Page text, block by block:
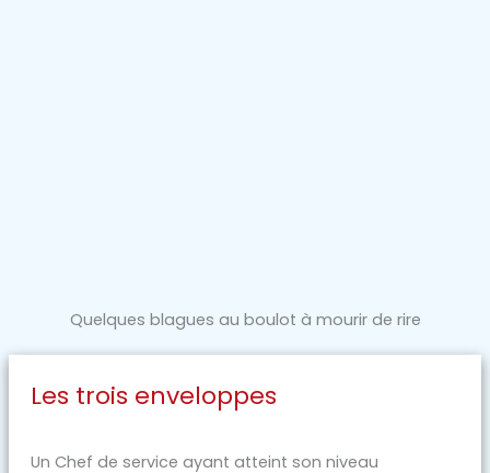
Quelques blagues au boulot à mourir de rire
Les trois enveloppes
Un Chef de service ayant atteint son niveau